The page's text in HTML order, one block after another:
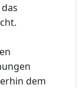
dem